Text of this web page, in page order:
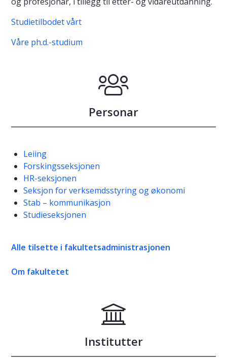
Studietilbodet vårt
Våre ph.d.-studium
Personar
Leiing
Forskingsseksjonen
HR-seksjonen
Seksjon for verksemdsstyring og økonomi
Stab – kommunikasjon
Studieseksjonen
Alle tilsette i fakultetsadministrasjonen
Om fakultetet
Institutter